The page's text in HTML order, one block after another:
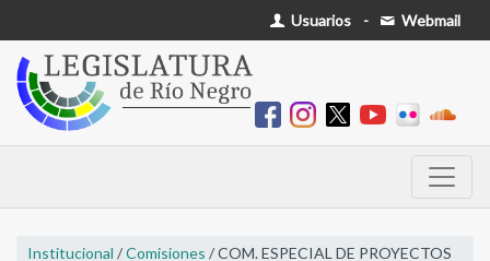
Usuarios - Webmail
Institucional /Comisiones / COM. ESPECIAL DE PROYECTOS